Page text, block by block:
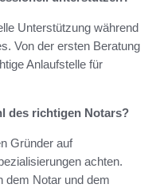
Unterstützung während
Von der ersten Beratung
Anlaufstelle für
des richtigen Notars?
Gründer auf
achten.
dem Notar und dem